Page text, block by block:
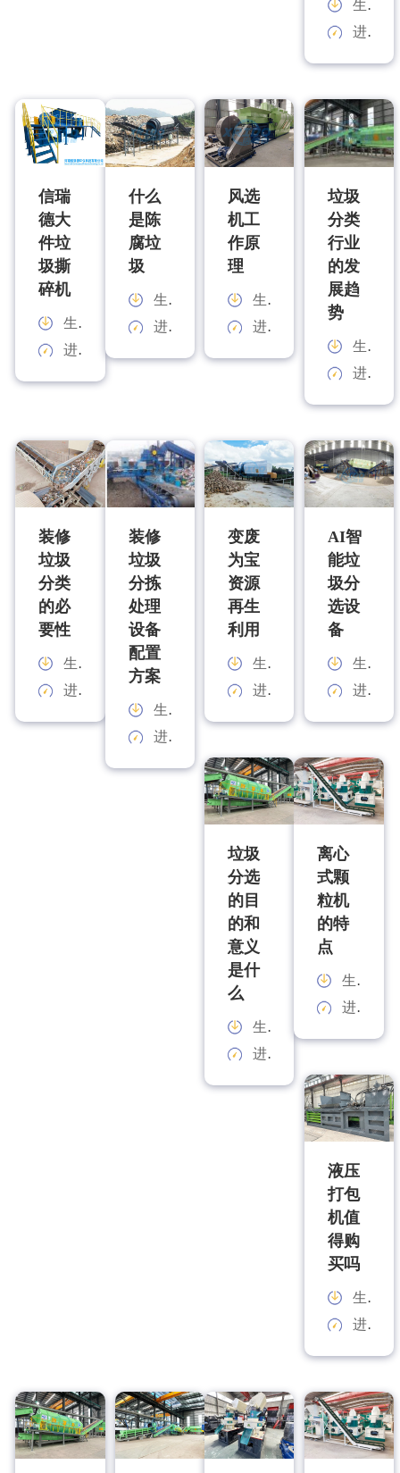
生产能力：
进料规格：
信瑞
德大
件垃
圾撕
碎机
生产能力：
进料规格：
什么
是陈
腐垃
圾
生产能力：
进料规格：
风选
机工
作原
理
生产能力：
进料规格：
垃圾
分类
行业
的发
展趋
势
生产能力：
进料规格：
装修
垃圾
分类
的必
要性
生产能力：
进料规格：
装修
垃圾
分拣
处理
设备
配置
方案
生产能力：
进料规格：
变废
为宝
资源
再生
利用
生产能力：
进料规格：
AI智
能垃
圾分
选设
备
生产能力：
进料规格：
垃圾
分选
的目
的和
意义
是什
么
生产能力：
进料规格：
离心
式颗
粒机
的特
点
生产能力：
进料规格：
液压
打包
机值
得购
买吗
生产能力：
进料规格：